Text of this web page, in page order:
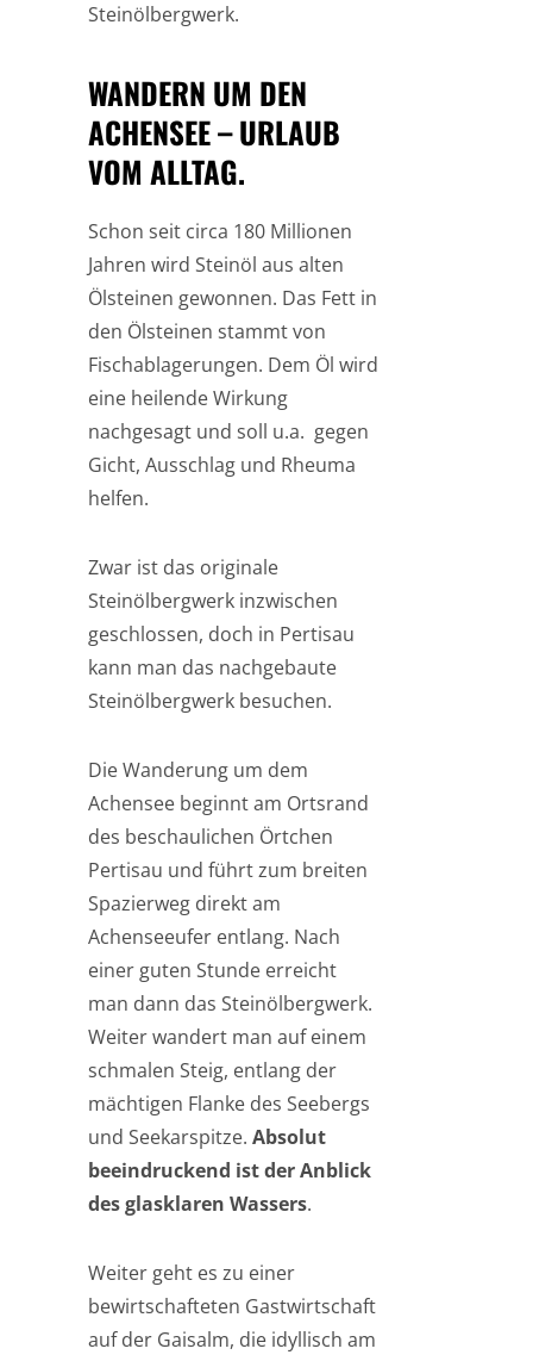
Steinölbergwerk.
WANDERN UM DEN
ACHENSEE – URLAUB
VOM ALLTAG.
Schon seit circa 180 Millionen
Jahren wird Steinöl aus alten
Ölsteinen gewonnen. Das Fett in
den Ölsteinen stammt von
Fischablagerungen. Dem Öl wird
eine heilende Wirkung
nachgesagt und soll u.a. gegen
Gicht, Ausschlag und Rheuma
helfen.
Zwar ist das originale
Steinölbergwerk inzwischen
geschlossen, doch in Pertisau
kann man das nachgebaute
Steinölbergwerk besuchen.
Die Wanderung um dem
Achensee beginnt am Ortsrand
des beschaulichen Örtchen
Pertisau und führt zum breiten
Spazierweg direkt am
Achenseeufer entlang. Nach
einer guten Stunde erreicht
man dann das Steinölbergwerk.
Weiter wandert man auf einem
schmalen Steig, entlang der
mächtigen Flanke des Seebergs
und Seekarspitze. Absolut
beeindruckend ist der Anblick
des glasklaren Wassers.
Weiter geht es zu einer
bewirtschafteten Gastwirtschaft
auf der Gaisalm, die idyllisch am